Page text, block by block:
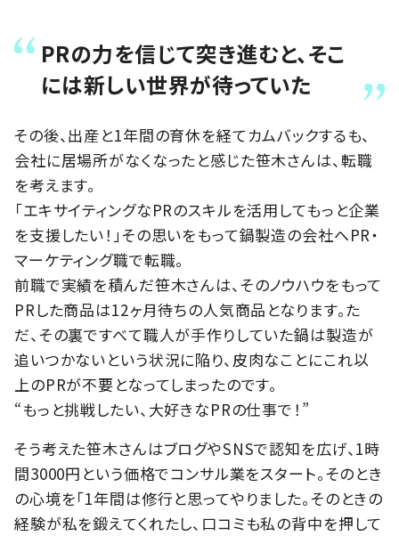
PRの力を信じて突き進むと、そこ
には新しい世界が待っていた
その後、出産と1年間の育休を経てカムバックするも、
会社に居場所がなくなったと感じた笹木さんは、転職
を考えます。
「エキサイティングなPRのスキルを活用してもっと企業
を支援したい！」その思いをもって鍋製造の会社へPR・
マーケティング職で転職。
前職で実績を積んだ笹木さんは、そのノウハウをもって
PRした商品は12ヶ月待ちの人気商品となります。た
だ、その裏ですべて職人が手作りしていた鍋は製造が
追いつかないという状況に陥り、皮肉なことにこれ以
上のPRが不要となってしまったのです。
“もっと挑戦したい、大好きなPRの仕事で！”
そう考えた笹木さんはブログやSNSで認知を広げ、1時
間3000円という価格でコンサル業をスタート。そのとき
の心境を「1年間は修行と思ってやりました。そのときの
経験が私を鍛えてくれたし、口コミも私の背中を押して